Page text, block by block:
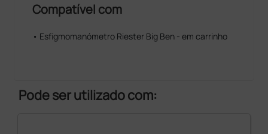
Compatível com
• Esfigmomanómetro Riester Big Ben - em carrinho
Pode ser utilizado com: